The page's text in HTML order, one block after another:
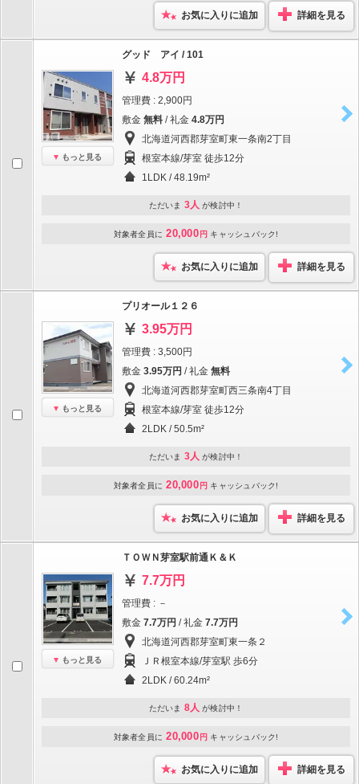
お気に入りに追加 詳細を見る
もっと見る
グッド アイ / 101
4.8万円
管理費 : 2,900円
敷金 無料 / 礼金 4.8万円
北海道河西郡芽室町東一条南2丁目
根室本線/芽室 徒歩12分
1LDK / 48.19m²
ただいま 3人 が検討中！
対象者全員に 20,000 円 キャッシュバック!
お気に入りに追加 詳細を見る
もっと見る
プリオール１２６
3.95万円
管理費 : 3,500円
敷金 3.95万円 / 礼金 無料
北海道河西郡芽室町西三条南4丁目
根室本線/芽室 徒歩12分
2LDK / 50.5m²
ただいま 3人 が検討中！
対象者全員に 20,000 円 キャッシュバック!
お気に入りに追加 詳細を見る
もっと見る
ＴＯＷＮ芽室駅前通Ｋ＆Ｋ
7.7万円
管理費 : －
敷金 7.7万円 / 礼金 7.7万円
北海道河西郡芽室町東一条２
ＪＲ根室本線/芽室駅 歩6分
2LDK / 60.24m²
ただいま 8人 が検討中！
対象者全員に 20,000 円 キャッシュバック!
お気に入りに追加 詳細を見る